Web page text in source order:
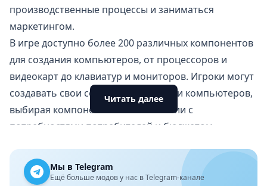
производственные процессы и заниматься
маркетингом.
В игре доступно более 200 различных компонентов
для создания компьютеров, от процессоров и
видеокарт до клавиатур и мониторов. Игроки могут
создавать свои собственные модели компьютеров,
выбирая компоненты в соответствии с
потребностями потребителей и бюджетом
Игра также предлагает режим
многопользовательской игры, в котором игроки
Читать далее
Мы в Telegram
Ещё больше модов у нас в Telegram-канале